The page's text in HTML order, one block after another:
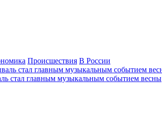
Происшествия В России
стал главным музыкальным событием весны